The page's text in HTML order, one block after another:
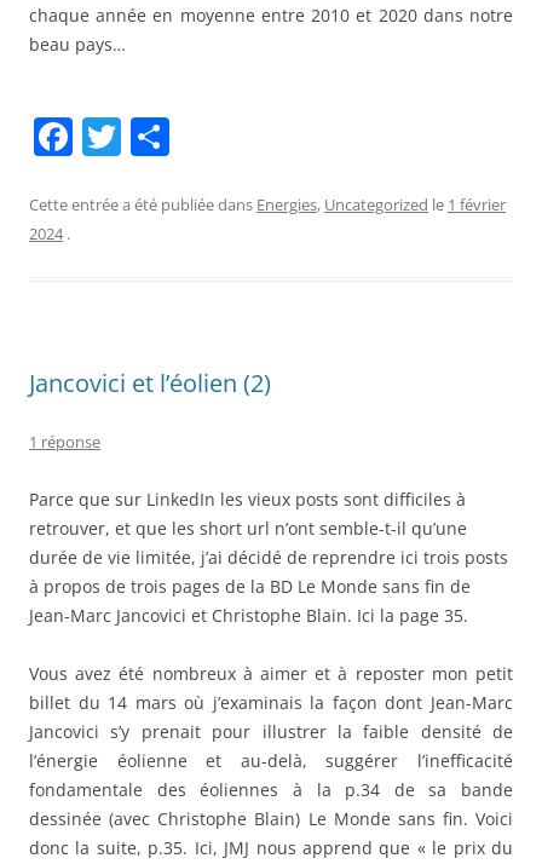
chaque année en moyenne entre 2010 et 2020 dans notre
beau pays…
F
c
o
k
T
itt ta
Cette entrée a été publiée dans Energies, Uncategorized le 1 février
2024 .
Jancovici et l’éolien (2)
1 réponse
Parce que sur LinkedIn les vieux posts sont difficiles à
retrouver, et que les short url n’ont semble-t-il qu’une
durée de vie limitée, j’ai décidé de reprendre ici trois posts
à propos de trois pages de la BD Le Monde sans fin de
Jean-Marc Jancovici et Christophe Blain. Ici la page 35.
Vous avez été nombreux à aimer et à reposter mon petit
billet du 14 mars où j’examinais la façon dont Jean-Marc
Jancovici s’y prenait pour illustrer la faible densité de
l’énergie éolienne et au-delà, suggérer l’inefficacité
fondamentale des éoliennes à la p.34 de sa bande
dessinée (avec Christophe Blain) Le Monde sans fin. Voici
donc la suite, p.35. Ici, JMJ nous apprend que « le prix du